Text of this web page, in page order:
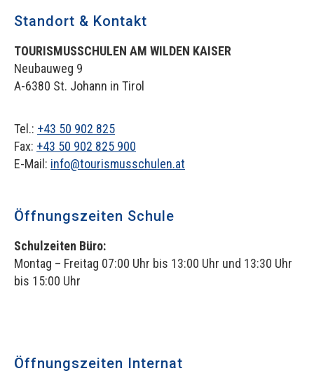
Standort & Kontakt
TOURISMUSSCHULEN AM WILDEN KAISER
Neubauweg 9
A-6380 St. Johann in Tirol
Tel.: +43 50 902 825
Fax: +43 50 902 825 900
E-Mail: info@tourismusschulen.at
Öffnungszeiten Schule
Schulzeiten Büro:
Montag – Freitag 07:00 Uhr bis 13:00 Uhr und 13:30 Uhr
bis 15:00 Uhr
Öffnungszeiten Internat